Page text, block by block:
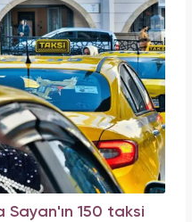
Sayan'ın 150 taksi